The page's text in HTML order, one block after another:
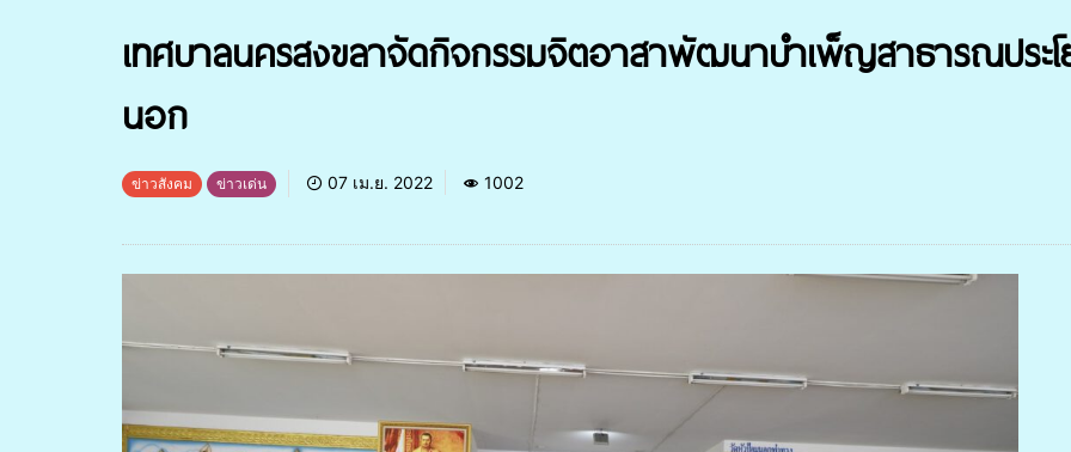
เทศบาลนครสงขลาจัดกิจกรรมจิตอาสาพัฒนาบำเพ็ญสาธารณประ
นอก
ข่าวสังคม ข่าวเด่น 07 เม.ย. 2022 1002